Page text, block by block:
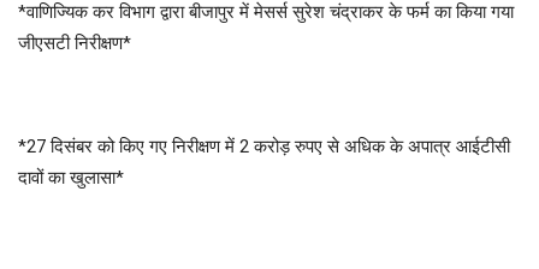
*वाणिज्यिक कर विभाग द्वारा बीजापुर में मेसर्स सुरेश चंद्राकर के फर्म का किया गया
जीएसटी निरीक्षण*
*27 दिसंबर को किए गए निरीक्षण में 2 करोड़ रुपए से अधिक के अपात्र आईटीसी
दावों का खुलासा*